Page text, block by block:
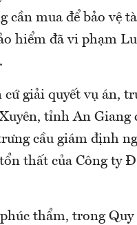
cần mua để bảo vệ
hiểm đã vi phạm
cứ giải quyết vụ án,
tỉnh An Giang
cầu giám định
thất của Công ty
thẩm, trong Quy